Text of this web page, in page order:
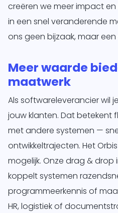
creëren we meer impact
in een snel veranderende
ons geen bijzaak, maar
Meer waarde
maatwerk
Als softwareleverancier wil
jouw klanten. Dat betekent
met andere systemen —
ontwikkeltrajecten. Het
mogelijk. Onze drag &
koppelt systemen
programmeerkennis of
HR, logistiek of